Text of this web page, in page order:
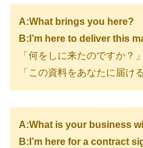
A:What brings you here?
B:I’m here to deliver this
「何をしに来たのですか？」
「この資料をあなたに届け
A:What is your business
B:I’m here for a contract